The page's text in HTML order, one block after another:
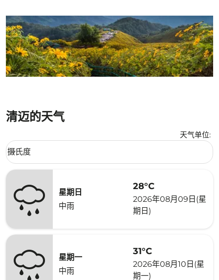
清迈的天气
天气单位:
Weather unit option 摄氏度 Selected
摄氏度
keyboard_arrow_down
星期日
中雨
28°C
2026年08月09日(星
期日)
星期一
中雨
31°C
2026年08月10日(星
期一)